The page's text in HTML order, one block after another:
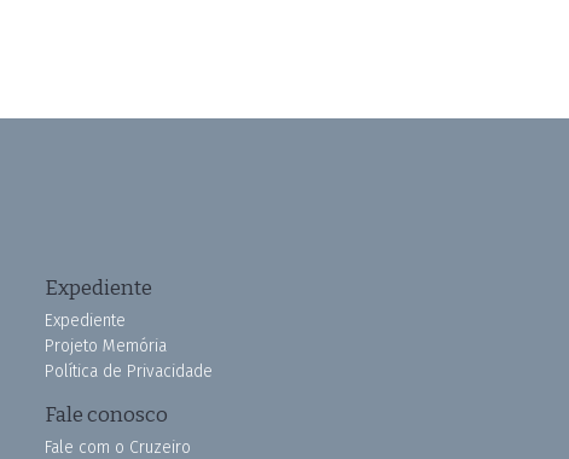
Expediente
Expediente
Projeto Memória
Política de Privacidade
Fale conosco
Fale com o Cruzeiro